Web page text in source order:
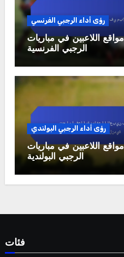
رؤى أداء الرجبي الفرنسي
اللاعبين في مباريات
الرجبي الفرنسية
رؤى أداء الرجبي البولندي
اللاعبين في مباريات
الرجبي البولندية
فئات